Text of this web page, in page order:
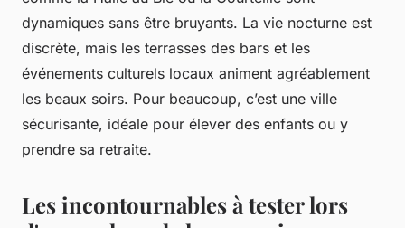
dynamiques sans être bruyants. La vie nocturne est
discrète, mais les terrasses des bars et les
événements culturels locaux animent agréablement
les beaux soirs. Pour beaucoup, c’est une ville
sécurisante, idéale pour élever des enfants ou y
prendre sa retraite.
Les incontournables à tester lors